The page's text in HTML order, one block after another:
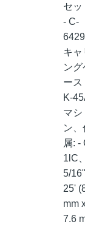
セッ
- C-
6429
キャ
ング
ース
K-
マシ
ン、
属: -
1lC、
5/
25'
mm
7.6